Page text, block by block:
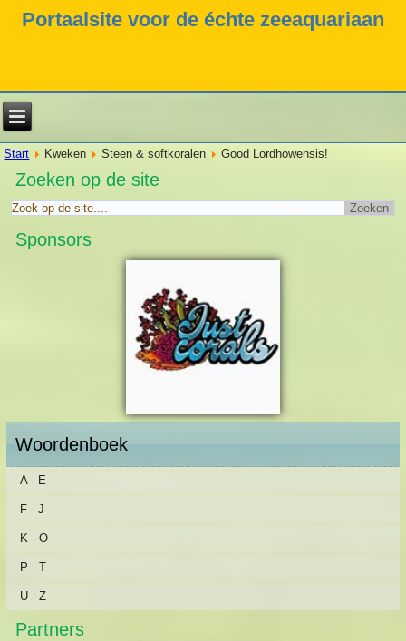
Portaalsite voor de échte zeeaquariaan
Start Kweken Steen & softkoralen Good Lordhowensis!
Zoeken op de site
Sponsors
Woordenboek
A - E
F - J
K - O
P - T
U - Z
Partners